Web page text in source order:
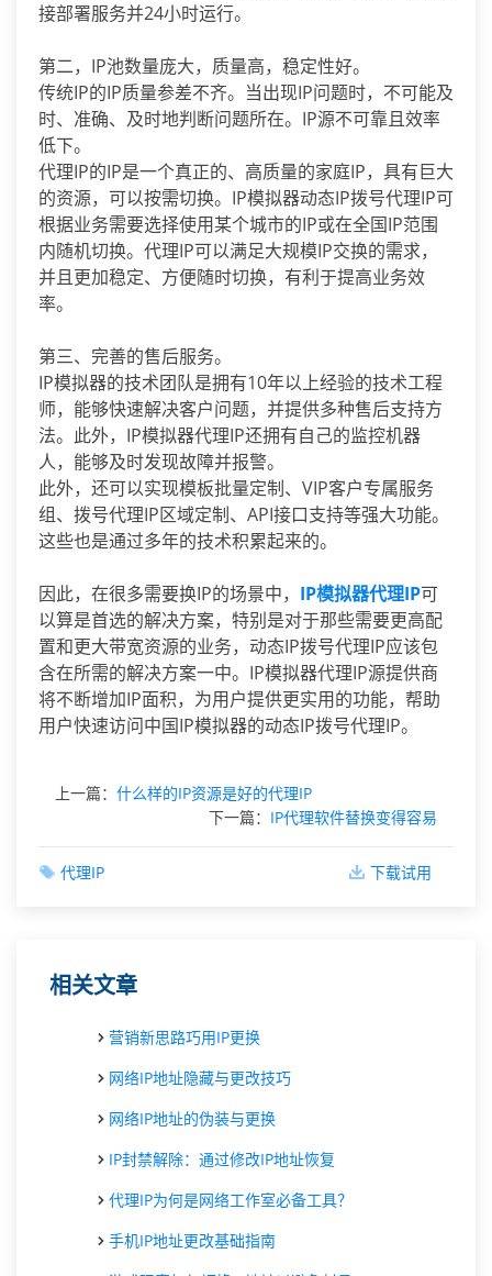
接部署服务并24小时运行。
第二，IP池数量庞大，质量高，稳定性好。
传统IP的IP质量参差不齐。当出现IP问题时，不可能及
时、准确、及时地判断问题所在。IP源不可靠且效率
低下。
代理IP的IP是一个真正的、高质量的家庭IP，具有巨大
的资源，可以按需切换。IP模拟器动态IP拨号代理IP可
根据业务需要选择使用某个城市的IP或在全国IP范围
内随机切换。代理IP可以满足大规模IP交换的需求，
并且更加稳定、方便随时切换，有利于提高业务效
率。
第三、完善的售后服务。
IP模拟器的技术团队是拥有10年以上经验的技术工程
师，能够快速解决客户问题，并提供多种售后支持方
法。此外，IP模拟器代理IP还拥有自己的监控机器
人，能够及时发现故障并报警。
此外，还可以实现模板批量定制、VIP客户专属服务
组、拨号代理IP区域定制、API接口支持等强大功能。
这些也是通过多年的技术积累起来的。
因此，在很多需要换IP的场景中， IP模拟器代理IP可
以算是首选的解决方案，特别是对于那些需要更高配
置和更大带宽资源的业务，动态IP拨号代理IP应该包
含在所需的解决方案一中。IP模拟器代理IP源提供商
将不断增加IP面积，为用户提供更实用的功能，帮助
用户快速访问中国IP模拟器的动态IP拨号代理IP。
上一篇： 什么样的IP资源是好的代理IP
下一篇： IP代理软件替换变得容易
代理IP 下载试用
相关文章
营销新思路巧用IP更换
网络IP地址隐藏与更改技巧
网络IP地址的伪装与更换
IP封禁解除：通过修改IP地址恢复
代理IP为何是网络工作室必备工具？
手机IP地址更改基础指南